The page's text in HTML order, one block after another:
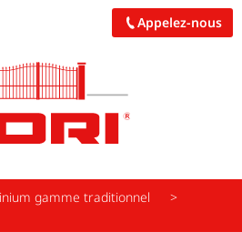
Appelez-nous
gamme traditionnel